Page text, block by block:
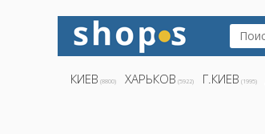
КИЕВ (8800) ХАРЬКОВ (5922) Г.КИЕВ (1995)